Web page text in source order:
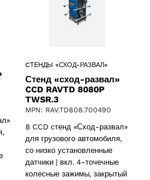
CТЕНДЫ «СХОД-РАЗВАЛ»
Стенд «сход-развал»
CCD RAVTD 8080P
TWSR.3
MPN: RAV.TD808.700490
8 CCD cтенд «Сход-развал»
для грузового автомобиля,
со низко установленные
датчики | вкл. 4-точечные
колесные зажимы, закрытый